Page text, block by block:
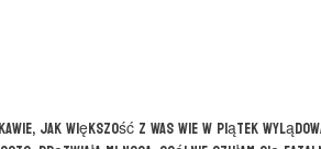
jak większość z Was wie w piątek